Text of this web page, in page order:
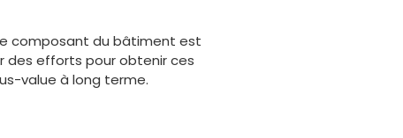
composant du bâtiment est
des efforts pour obtenir ces
value à long terme.